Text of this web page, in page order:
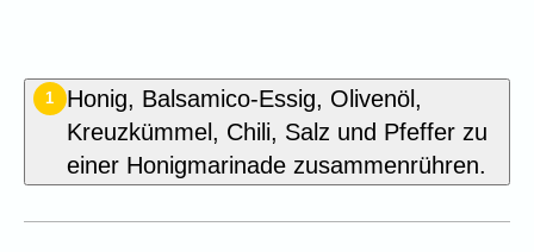
1
Honig, Balsamico-Essig, Olivenöl,
Kreuzkümmel, Chili, Salz und Pfeffer zu
einer Honigmarinade zusammenrühren.